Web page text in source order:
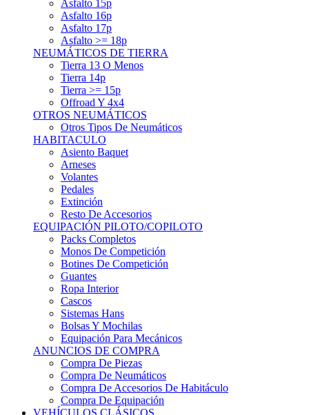
Asfalto 15p
Asfalto 16p
Asfalto 17p
Asfalto >= 18p
NEUMÁTICOS DE TIERRA
Tierra 13 O Menos
Tierra 14p
Tierra >= 15p
Offroad Y 4x4
OTROS NEUMÁTICOS
Otros Tipos De Neumáticos
HABITACULO
Asiento Baquet
Arneses
Volantes
Pedales
Extinción
Resto De Accesorios
EQUIPACIÓN PILOTO/COPILOTO
Packs Completos
Monos De Competición
Botines De Competición
Guantes
Ropa Interior
Cascos
Sistemas Hans
Bolsas Y Mochilas
Equipación Para Mecánicos
ANUNCIOS DE COMPRA
Compra De Piezas
Compra De Neumáticos
Compra De Accesorios De Habitáculo
Compra De Equipación
VEHÍCULOS CLÁSICOS